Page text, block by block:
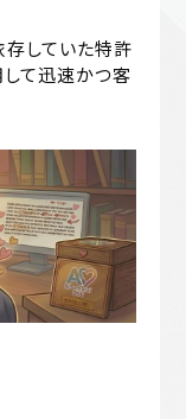
存していた特許
て迅速かつ客